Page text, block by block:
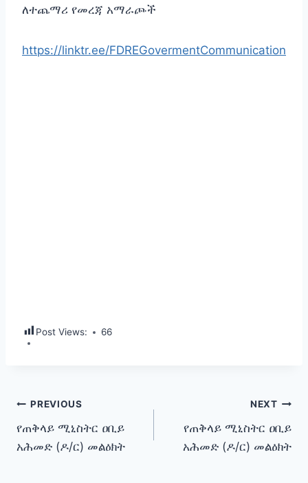
ለተጨማሪ የመረጃ አማራጮች
https://linktr.ee/FDREGovermentCommunication
Post Views: 66
Post
navigation
PREVIOUS
የጠቅላይ ሚኒስትር ዐቢይ
አሕመድ (ዶ/ር) መልዕክት
NEXT
የጠቅላይ ሚኒስትር ዐቢይ
አሕመድ (ዶ/ር) መልዕክት